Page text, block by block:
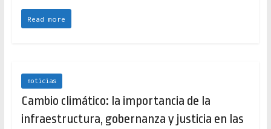
Read more
noticias
Cambio climático: la importancia de la
infraestructura, gobernanza y justicia en las